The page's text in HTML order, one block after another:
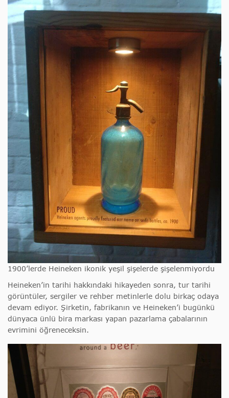
1900’lerde Heineken ikonik yeşil şişelerde şişelenmiyordu
Heineken’in tarihi hakkındaki hikayeden sonra, tur tarihi
görüntüler, sergiler ve rehber metinlerle dolu birkaç odaya
devam ediyor. Şirketin, fabrikanın ve Heineken’i bugünkü
dünyaca ünlü bira markası yapan pazarlama çabalarının
evrimini öğreneceksin.